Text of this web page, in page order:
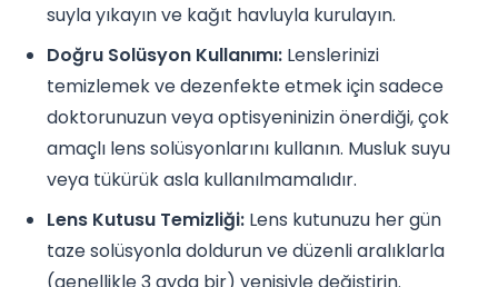
suyla yıkayın ve kağıt havluyla kurulayın.
Doğru Solüsyon Kullanımı: Lenslerinizi
temizlemek ve dezenfekte etmek için sadece
doktorunuzun veya optisyeninizin önerdiği, çok
amaçlı lens solüsyonlarını kullanın. Musluk suyu
veya tükürük asla kullanılmamalıdır.
Lens Kutusu Temizliği: Lens kutunuzu her gün
taze solüsyonla doldurun ve düzenli aralıklarla
(genellikle 3 ayda bir) yenisiyle değiştirin.